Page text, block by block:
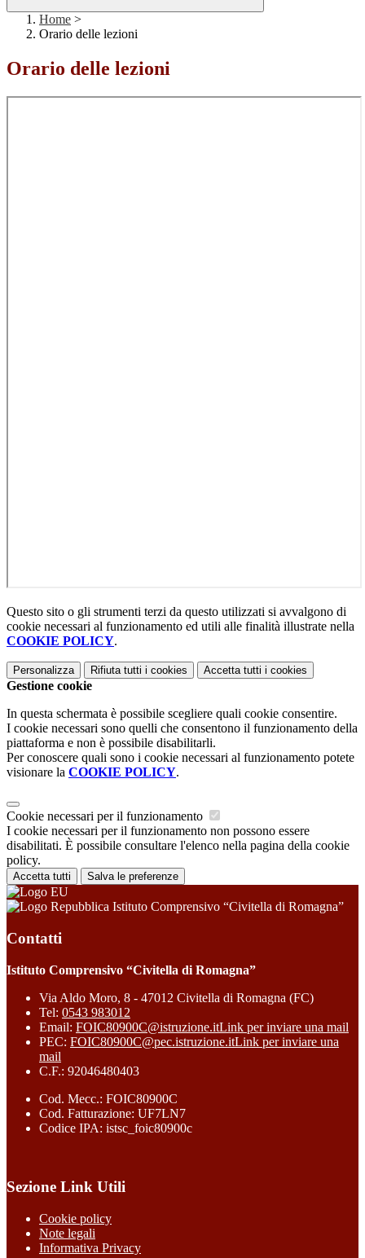
Home >
Orario delle lezioni
Orario delle lezioni
Questo sito o gli strumenti terzi da questo utilizzati si avvalgono di
cookie necessari al funzionamento ed utili alle finalità illustrate nella
COOKIE POLICY.
Personalizza Rifiuta tutti i cookies Accetta tutti i cookies
Gestione cookie
In questa schermata è possibile scegliere quali cookie consentire.
I cookie necessari sono quelli che consentono il funzionamento della
piattaforma e non è possibile disabilitarli.
Per conoscere quali sono i cookie necessari al funzionamento potete
visionare la COOKIE POLICY.
Cookie necessari per il funzionamento
I cookie necessari per il funzionamento non possono essere
disabilitati. È possibile consultare l'elenco nella pagina della cookie
policy.
Accetta tutti Salva le preferenze
Istituto Comprensivo “Civitella di Romagna”
Contatti
Istituto Comprensivo “Civitella di Romagna”
Via Aldo Moro, 8 - 47012 Civitella di Romagna (FC)
Tel: 0543 983012
Email: FOIC80900C@istruzione.itLink per inviare una mail
PEC: FOIC80900C@pec.istruzione.itLink per inviare una
mail
C.F.: 92046480403
Cod. Mecc.: FOIC80900C
Cod. Fatturazione: UF7LN7
Codice IPA: istsc_foic80900c
Sezione Link Utili
Cookie policy
Note legali
Informativa Privacy